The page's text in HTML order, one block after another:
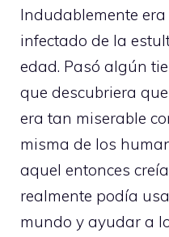
Indudablemente
infectado de la
edad. Pasó algún
que descubriera
era tan miserable
misma de los
aquel entonces
realmente podía
mundo y ayudar a